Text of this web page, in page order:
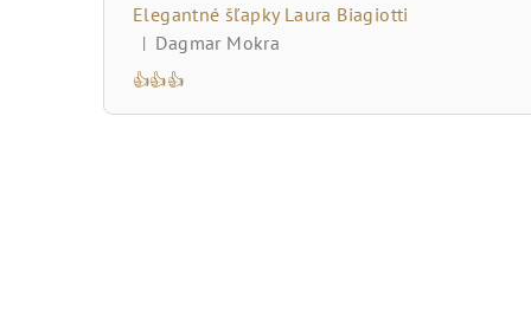
l
Elegantné šľapky Laura Biagiotti
Hodnotenie produktu je 5 z 5 hviezdičiek.
| Dagmar Mokra
👍👍👍